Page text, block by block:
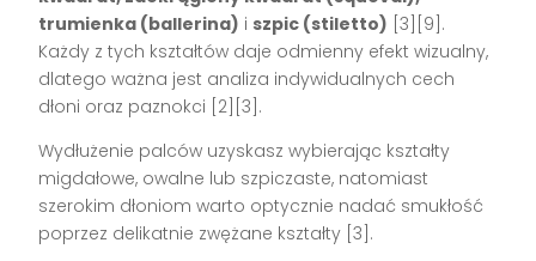
trumienka (ballerina) i szpic (stiletto) [3][9].
Każdy z tych kształtów daje odmienny efekt wizualny,
dlatego ważna jest analiza indywidualnych cech
dłoni oraz paznokci [2][3].
Wydłużenie palców uzyskasz wybierając kształty
migdałowe, owalne lub szpiczaste, natomiast
szerokim dłoniom warto optycznie nadać smukłość
poprzez delikatnie zwężane kształty [3].